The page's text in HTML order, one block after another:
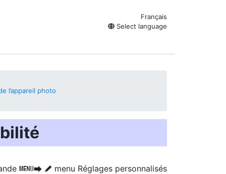
Français
Select language
l’appareil photo
GU A menu Réglages personnalisés